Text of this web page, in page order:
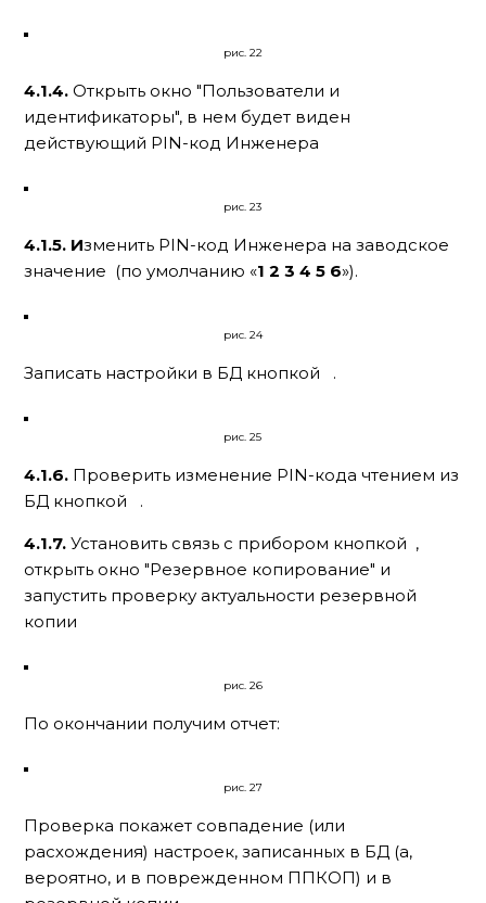
рис. 22
4.1.4.Открыть окно "Пользователи и
идентификаторы", в нем будет виден
действующий PIN-код Инженера
рис. 23
4.1.5. Изменить PIN-код Инженера на заводское
значение (по умолчанию «1 2 3 4 5 6»).
рис. 24
Записать настройки в БД кнопкой .
рис. 25
4.1.6. Проверить изменение PIN-кода чтением из
БД кнопкой
.
4.1.7.Установить связь с прибором кнопкой ,
открыть окно "Резервное копирование" и
запустить проверку актуальности резервной
копии
рис. 26
По окончании получим отчет:
рис. 27
Проверка покажет совпадение (или
расхождения) настроек, записанных в БД (а,
вероятно, и в поврежденном ППКОП) и в